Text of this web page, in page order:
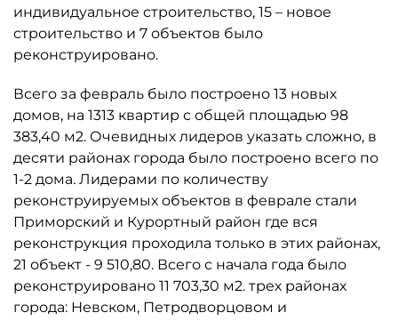
индивидуальное строительство, 15 – новое
строительство и 7 объектов было
реконструировано.
Всего за февраль было построено 13 новых
домов, на 1313 квартир с общей площадью 98
383,40 м2. Очевидных лидеров указать сложно, в
десяти районах города было построено всего по
1-2 дома. Лидерами по количеству
реконструируемых объектов в феврале стали
Приморский и Курортный район где вся
реконструкция проходила только в этих районах,
21 объект - 9 510,80. Всего с начала года было
реконструировано 11 703,30 м2. трех районах
города: Невском, Петродворцовом и